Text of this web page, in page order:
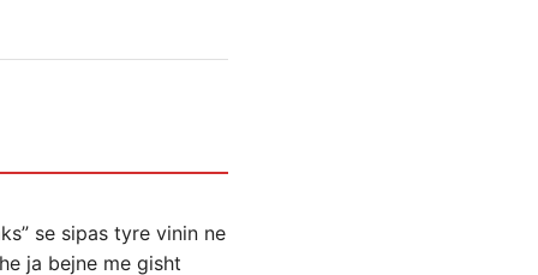
se sipas tyre vinin ne
ja bejne me gisht